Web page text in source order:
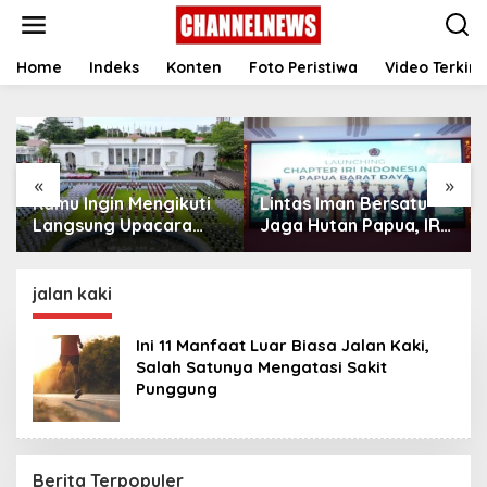
t
Home Indeks Konten Foto Peristiwa Video Terkini
« »
Kamu Ingin Mengikuti
Langsung Upacara
HUT Ke-81
Istana? Ini Link
Pendaftaran Resminya
di Sini
Lintas Iman Bersatu
Jaga Hutan Papua, IRI
Indonesia Resmikan
jalan kaki
Ini 11 Manfaat Luar Biasa Jalan Kaki,
Salah Satunya Mengatasi Sakit
Punggung ‎
Berita Terpopuler